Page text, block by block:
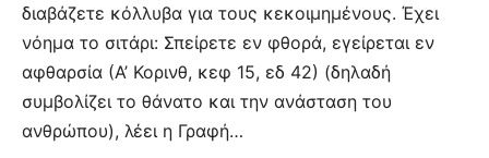
διαβάζετε κόλλυβα για τους κεκοιμημένους. Έχει
νόημα το σιτάρι: Σπείρετε εν φθορά, εγείρεται εν
αφθαρσία (Α’ Κορινθ, κεφ 15, εδ 42) (δηλαδή
συμβολίζει το θάνατο και την ανάσταση του
ανθρώπου), λέει η Γραφή…